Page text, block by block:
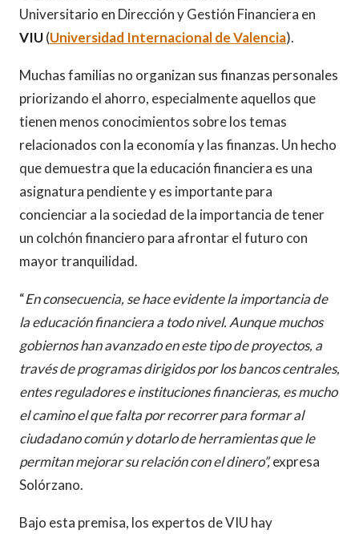
Universitario en Dirección y Gestión Financiera en
VIU(Universidad Internacional de Valencia).
Muchas familias no organizan sus finanzas personales
priorizando el ahorro, especialmente aquellos que
tienen menos conocimientos sobre los temas
relacionados con la economía y las finanzas. Un hecho
que demuestra que la educación financiera es una
asignatura pendiente y es importante para
concienciar a la sociedad de la importancia de tener
un colchón financiero para afrontar el futuro con
mayor tranquilidad.
“En consecuencia, se hace evidente la importancia de
la educación financiera a todo nivel. Aunque muchos
gobiernos han avanzado en este tipo de proyectos, a
través de programas dirigidos por los bancos centrales,
entes reguladores e instituciones financieras, es mucho
el camino el que falta por recorrer para formar al
ciudadano común y dotarlo de herramientas que le
permitan mejorar su relación con el dinero”,expresa
Solórzano.
Bajo esta premisa, los expertos de VIU hay